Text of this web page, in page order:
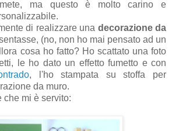
ma questo è molto carino e
di realizzare una decorazione da
(no, non ho mai pensato ad un
cosa ho fatto? Ho scattato una foto
le ho dato un effetto fumetto e con
, l'ho stampata su stoffa per
da muro.
che mi è servito: